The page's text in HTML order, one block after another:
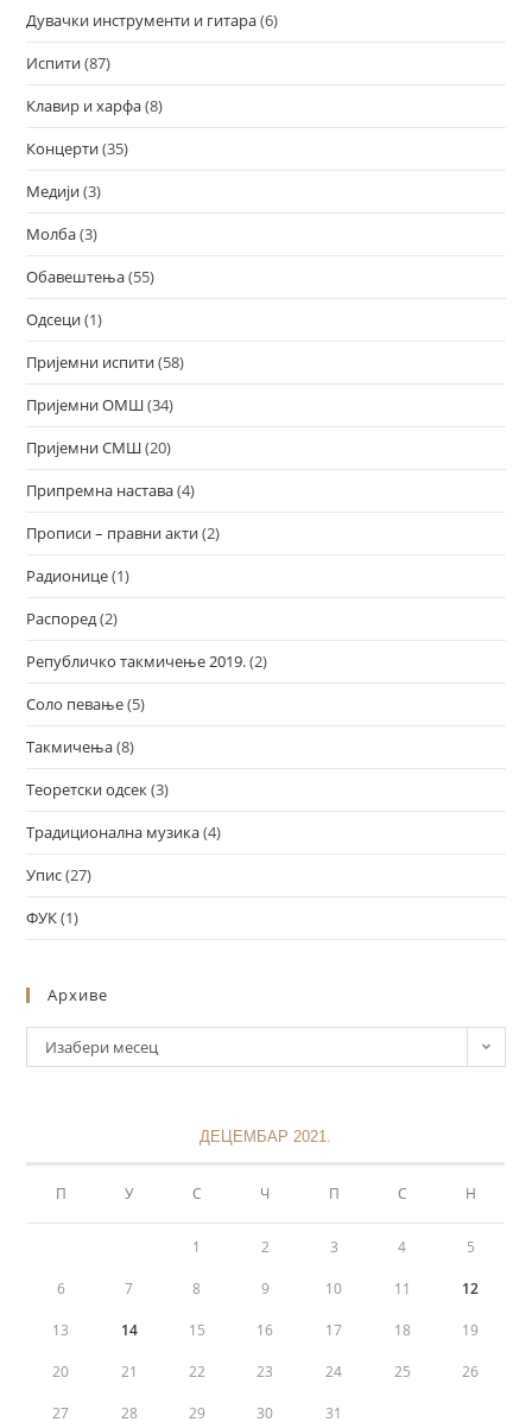
Дувачки инструменти и гитара(6)
Испити(87)
Клавир и харфа(8)
Концерти(35)
Медији(3)
Молба(3)
Обавештења(55)
Одсеци(1)
Пријемни испити(58)
Пријемни ОМШ(34)
Пријемни СМШ(20)
Припремна настава(4)
Прописи – правни акти(2)
Радионице(1)
Распоред(2)
Републичко такмичење 2019.(2)
Соло певање(5)
Такмичења(8)
Теоретски одсек(3)
Традиционална музика(4)
Упис(27)
ФУК(1)
Архиве
Изабери месец
ДЕЦЕМБАР 2021.
П У С Ч П С Н
1 2 3 4 5
6 7 8 9 10 11 12
13 14 15 16 17 18 19
20 21 22 23 24 25 26
27 28 29 30 31